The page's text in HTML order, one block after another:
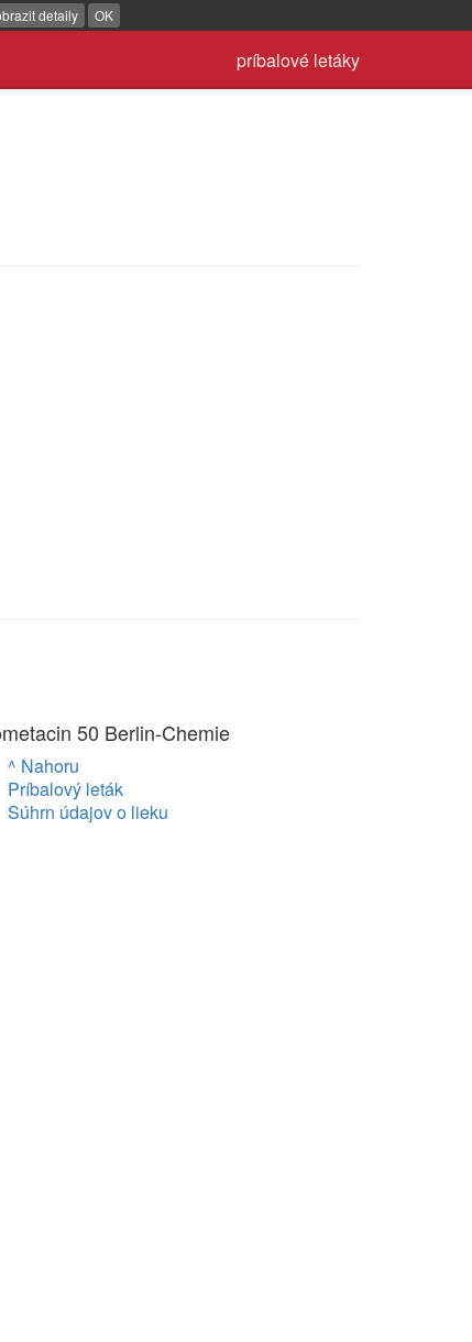
detaily OK
príbalové letáky
50 Berlin-Chemie
^ Nahoru
Príbalový leták
Súhrn údajov o lieku